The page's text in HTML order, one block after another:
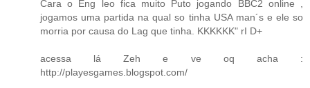
Cara o Eng leo fica muito Puto jogando BBC2 online ,
jogamos uma partida na qual so tinha USA man´s e ele so
morria por causa do Lag que tinha. KKKKKK" rI D+
acessa lá Zeh e ve oq acha :
http://playesgames.blogspot.com/